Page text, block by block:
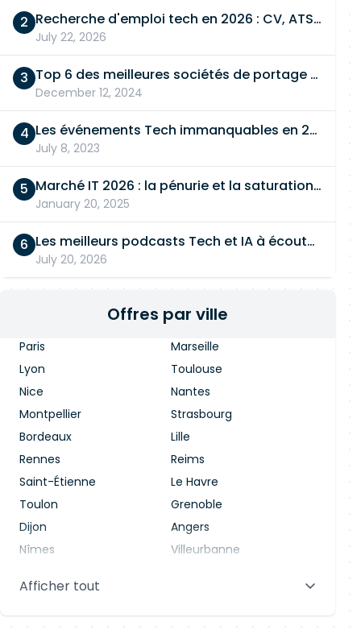
Recherche d'emploi tech en 2026 : CV, ATS, entretien… On vous dit tout
July 22, 2026
Top 6 des meilleures sociétés de portage salarial
December 12, 2024
Les événements Tech immanquables en 2026
July 8, 2023
Marché IT 2026 : la pénurie et la saturation, en même temps
January 20, 2025
Les meilleurs podcasts Tech et IA à écouter en 2026
July 20, 2026
Offres par ville
Paris
Marseille
Lyon
Toulouse
Nice
Nantes
Montpellier
Strasbourg
Bordeaux
Lille
Rennes
Reims
Saint-Étienne
Le Havre
Toulon
Grenoble
Dijon
Angers
Nîmes
Villeurbanne
Aix-en-Provence
Afficher tout